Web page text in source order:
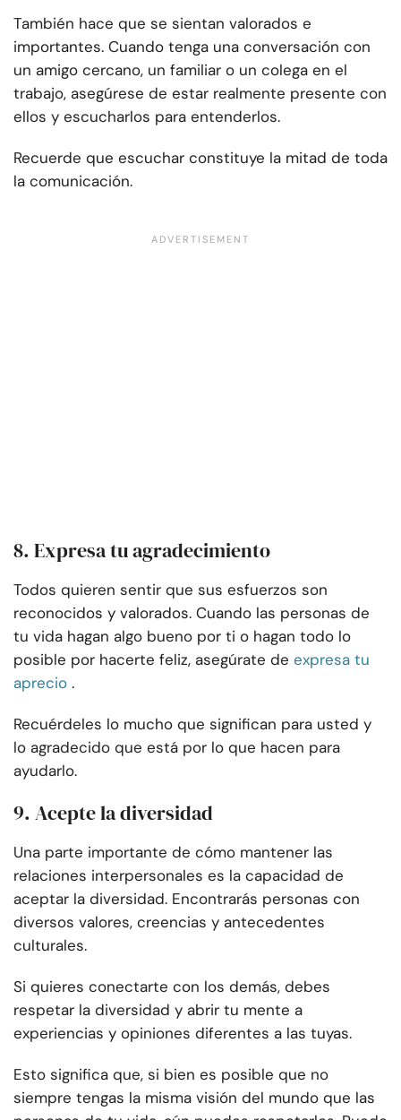
También hace que se sientan valorados e
importantes. Cuando tenga una conversación con
un amigo cercano, un familiar o un colega en el
trabajo, asegúrese de estar realmente presente con
ellos y escucharlos para entenderlos.
Recuerde que escuchar constituye la mitad de toda
la comunicación.
8. Expresa tu agradecimiento
Todos quieren sentir que sus esfuerzos son
reconocidos y valorados. Cuando las personas de
tu vida hagan algo bueno por ti o hagan todo lo
posible por hacerte feliz, asegúrate de expresa tu
aprecio .
Recuérdeles lo mucho que significan para usted y
lo agradecido que está por lo que hacen para
ayudarlo.
9. Acepte la diversidad
Una parte importante de cómo mantener las
relaciones interpersonales es la capacidad de
aceptar la diversidad. Encontrarás personas con
diversos valores, creencias y antecedentes
culturales.
Si quieres conectarte con los demás, debes
respetar la diversidad y abrir tu mente a
experiencias y opiniones diferentes a las tuyas.
Esto significa que, si bien es posible que no
siempre tengas la misma visión del mundo que las